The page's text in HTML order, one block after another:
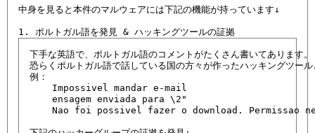
中身を見ると本件のマルウェアには下記の機能が持っています↓
下手な英語で、ポルトガル語のコメントがたくさん書いてあります。
恐らくポルトガル語で話している国の方々が作ったハッキングツー
例：
    Impossivel mandar e-mail
    ensagem enviada para \2"
Nao foi possivel fazer o download. Permissao